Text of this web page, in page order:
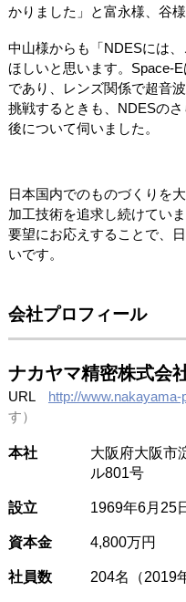
かりました」と富永様、谷
中山様からも「NDESには
ほしいと思います。Space-
であり、レンズ関係で超音
挑戦するときも、NDESの
後について伺いました。
日本国内でのものづくりを
加工技術を追求し続けてい
要望にお応えすることで、
いです。
会社プロフィール
ナカヤマ精密株式会
URL http://www.nakayama-
す）
本社
大阪府大阪市
ル801号
設立 1969年6月25
資本金 4,800万円
社員数 204名（2019